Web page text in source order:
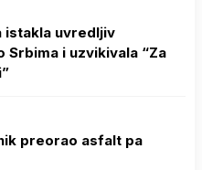
istakla uvredljiv
Srbima i uzvikivala “Za
preorao asfalt pa